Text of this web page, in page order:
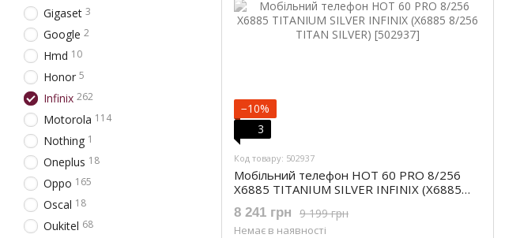
−10%
3
Код товару: 502937
Мобільний телефон HOT 60 PRO 8/256
X6885 TITANIUM SILVER INFINIX (X6885
8/256 TITAN SILVER)
9 199 грн
8 241 грн
Немає в наявності
Gigaset 3
Google 2
Hmd 10
Honor 5
Infinix 262
Motorola 114
Nothing 1
Oneplus 18
Oppo 165
Oscal 18
Oukitel 68